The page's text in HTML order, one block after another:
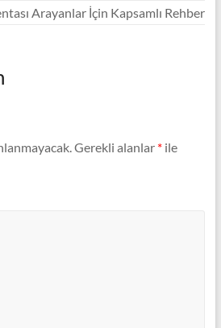
Arayanlar İçin Kapsamlı Rehber
Gerekli alanlar *ile